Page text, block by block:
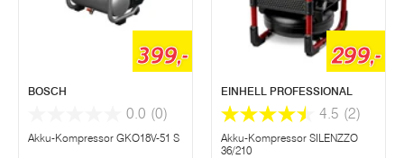
399,-
BOSCH
0.0 (0)
Akku-Kompressor GKO18V-51 S
299,-
EINHELL PROFESSIONAL
4.5 (2)
Akku-Kompressor SILENZZO
36/210